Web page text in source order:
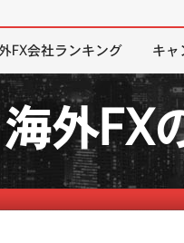
FX会社ランキング キャ
海外FX